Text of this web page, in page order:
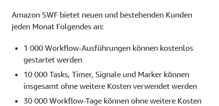
Amazon SWF bietet neuen und bestehenden Kunden
jeden Monat Folgendes an:
1 000 Workflow-Ausführungen können kostenlos
gestartet werden
10 000 Tasks, Timer, Signale und Marker können
insgesamt ohne weitere Kosten verwendet werden
30 000 Workflow-Tage können ohne weitere Kosten